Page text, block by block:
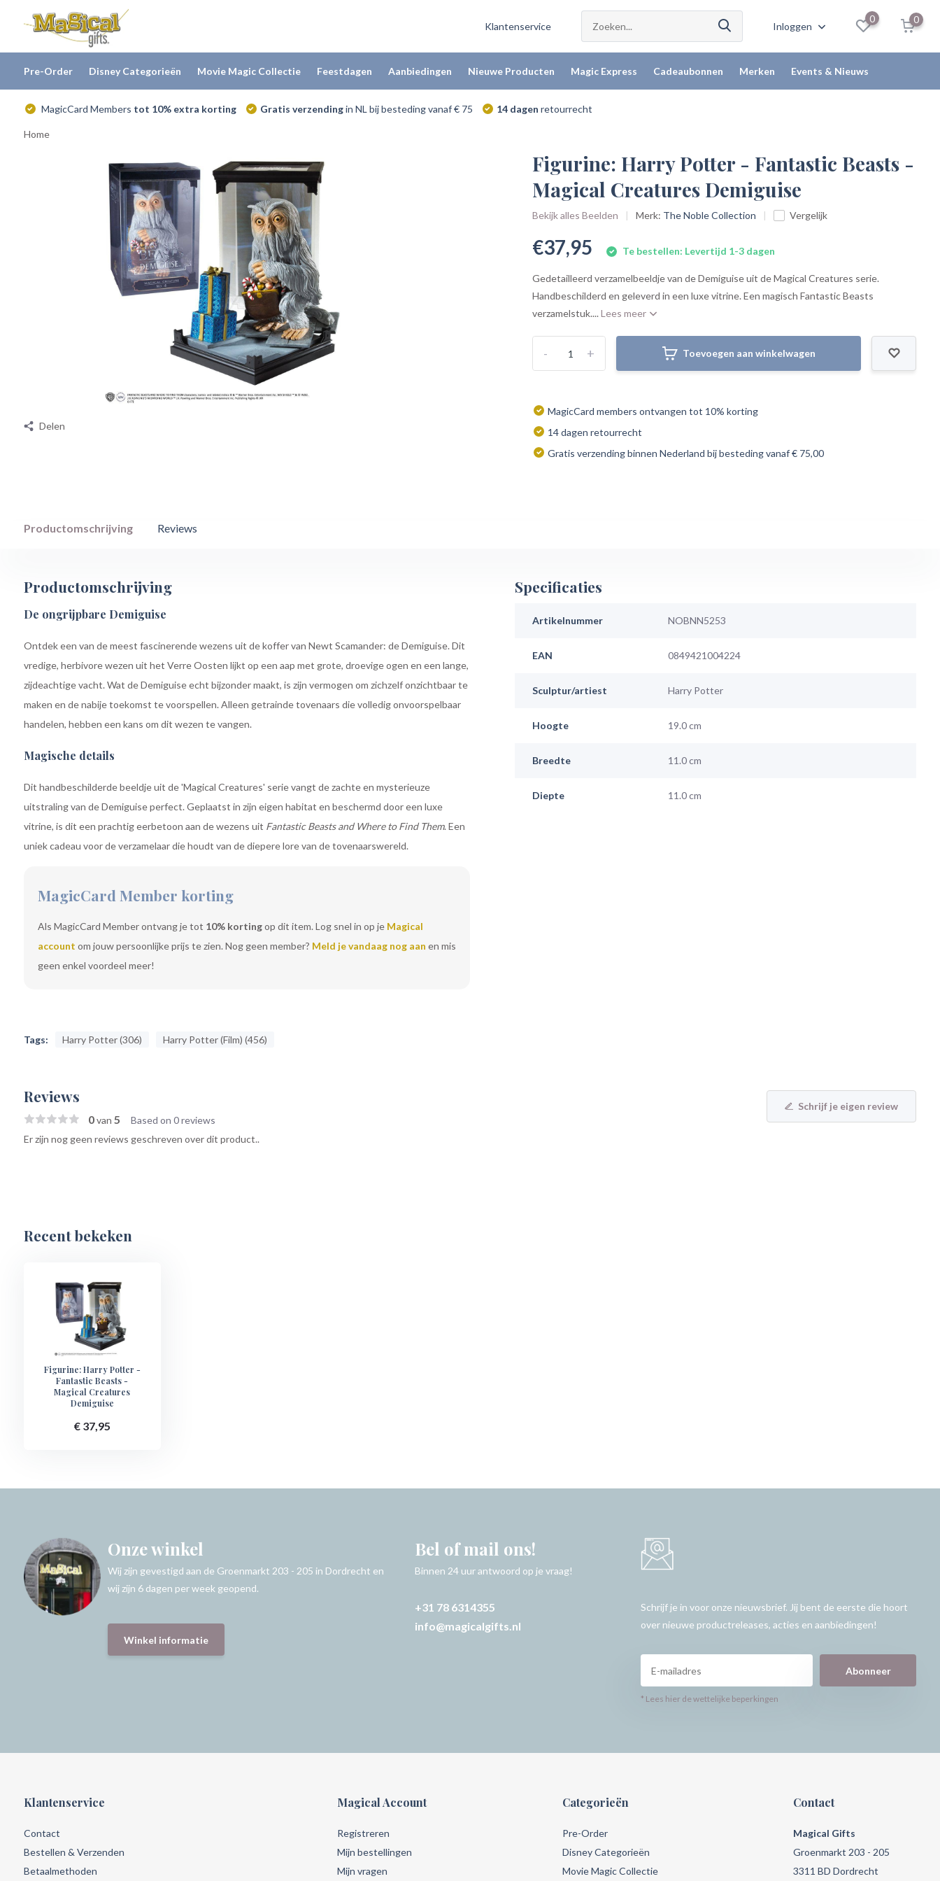
Klantenservice Inloggen
0 0
Pre-Order Disney Categorieën Movie Magic Collectie Feestdagen Aanbiedingen Nieuwe Producten Magic Express Cadeaubonnen Merken Events & Nieuws
MagicCard Members tot 10% extra korting Gratis verzendingin NL bij besteding vanaf € 75 14 dagen retourrecht
Home
Delen
Figurine: Harry Potter - Fantastic Beasts -
Magical Creatures Demiguise
Bekijk alles Beelden Merk: The Noble Collection Vergelijk
€37,95 Te bestellen: Levertijd 1-3 dagen
Gedetailleerd verzamelbeeldje van de Demiguise uit de Magical Creatures serie.
Handbeschilderd en geleverd in een luxe vitrine. Een magisch Fantastic Beasts
verzamelstuk....Lees meer
+
- Toevoegen aan winkelwagen
MagicCard members ontvangen tot 10% korting
14 dagen retourrecht
Gratis verzending binnen Nederland bij besteding vanaf € 75,00
Productomschrijving Reviews
Productomschrijving
De ongrijpbare Demiguise
Ontdek een van de meest fascinerende wezens uit de koffer van Newt Scamander: de Demiguise. Dit
vredige, herbivore wezen uit het Verre Oosten lijkt op een aap met grote, droevige ogen en een lange,
zijdeachtige vacht. Wat de Demiguise echt bijzonder maakt, is zijn vermogen om zichzelf onzichtbaar te
maken en de nabije toekomst te voorspellen. Alleen getrainde tovenaars die volledig onvoorspelbaar
handelen, hebben een kans om dit wezen te vangen.
Magische details
Dit handbeschilderde beeldje uit de 'Magical Creatures' serie vangt de zachte en mysterieuze
uitstraling van de Demiguise perfect. Geplaatst in zijn eigen habitat en beschermd door een luxe
vitrine, is dit een prachtig eerbetoon aan de wezens uit Fantastic Beasts and Where to Find Them. Een
uniek cadeau voor de verzamelaar die houdt van de diepere lore van de tovenaarswereld.
MagicCard Member korting
Als MagicCard Member ontvang je tot 10% kortingop dit item. Log snel in op je Magical
account om jouw persoonlijke prijs te zien. Nog geen member? Meld je vandaag nog aan en mis
geen enkel voordeel meer!
Tags: Harry Potter (306) Harry Potter (Film) (456)
Specificaties
Artikelnummer NOBNN5253
EAN 0849421004224
Sculptur/artiest Harry Potter
Hoogte 19.0 cm
Breedte 11.0 cm
Diepte 11.0 cm
Reviews
0van 5 Based on 0 reviews
Schrijf je eigen review
Er zijn nog geen reviews geschreven over dit product..
Recent bekeken
Figurine: Harry Potter -
Fantastic Beasts -
Magical Creatures
Demiguise
€ 37,95
Onze winkel
Wij zijn gevestigd aan de Groenmarkt 203 - 205 in Dordrecht en
wij zijn 6 dagen per week geopend.
Winkel informatie
Bel of mail ons!
Binnen 24 uur antwoord op je vraag!
+31 78 6314355
info@magicalgifts.nl
Schrijf je in voor onze nieuwsbrief. Jij bent de eerste die hoort
over nieuwe productreleases, acties en aanbiedingen!
Abonneer
* Lees hier de wettelijke beperkingen
Klantenservice
Contact
Bestellen & Verzenden
Betaalmethoden
Magical Account
Registreren
Mijn bestellingen
Mijn vragen
Categorieën
Pre-Order
Disney Categorieën
Movie Magic Collectie
Contact
Magical Gifts
Groenmarkt 203 - 205
3311 BD Dordrecht